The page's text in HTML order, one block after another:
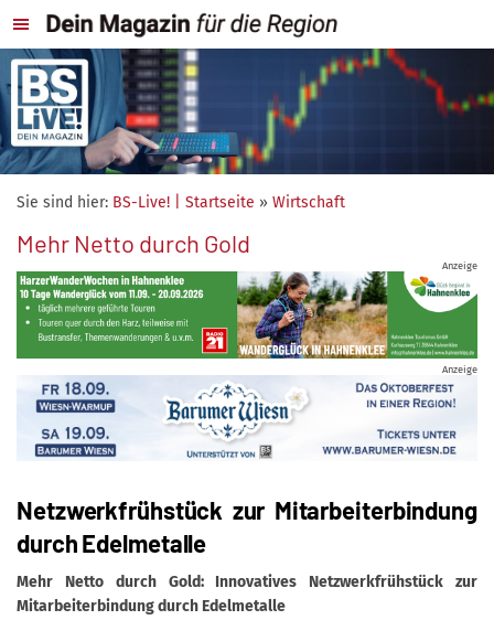
Sie sind hier: BS-Live! | Startseite » Wirtschaft
Mehr Netto durch Gold
Anzeige
Anzeige
Netzwerkfrühstück zur Mitarbeiterbindung
durch Edelmetalle
Mehr Netto durch Gold: Innovatives Netzwerkfrühstück zur
Mitarbeiterbindung durch Edelmetalle